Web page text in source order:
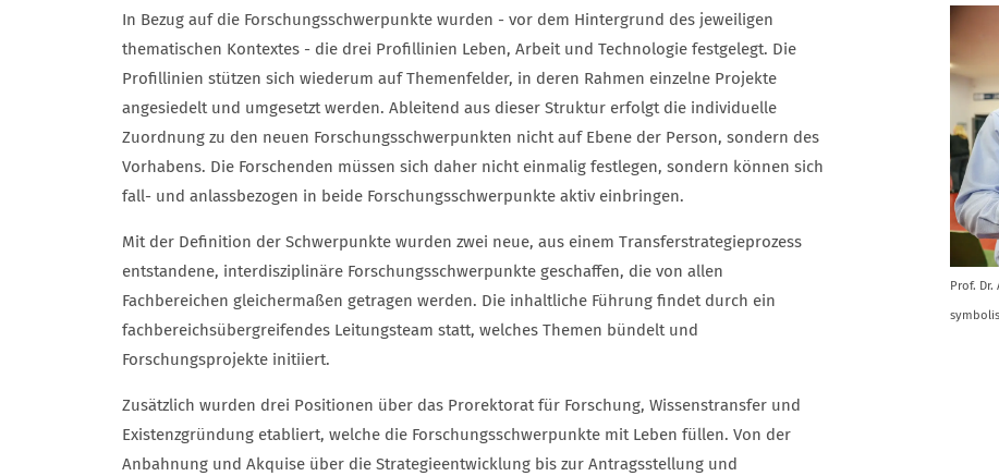
In Bezug auf die Forschungsschwerpunkte wurden - vor dem Hintergrund des jeweiligen
thematischen Kontextes - die drei Profillinien Leben, Arbeit und Technologie festgelegt. Die
Profillinien stützen sich wiederum auf Themenfelder, in deren Rahmen einzelne Projekte
angesiedelt und umgesetzt werden. Ableitend aus dieser Struktur erfolgt die individuelle
Zuordnung zu den neuen Forschungsschwerpunkten nicht auf Ebene der Person, sondern des
Vorhabens. Die Forschenden müssen sich daher nicht einmalig festlegen, sondern können sich
fall- und anlassbezogen in beide Forschungsschwerpunkte aktiv einbringen.
Mit der Definition der Schwerpunkte wurden zwei neue, aus einem Transferstrategieprozess
entstandene, interdisziplinäre Forschungsschwerpunkte geschaffen, die von allen
Fachbereichen gleichermaßen getragen werden. Die inhaltliche Führung findet durch ein
fachbereichsübergreifendes Leitungsteam statt, welches Themen bündelt und
Forschungsprojekte initiiert.
Zusätzlich wurden drei Positionen über das Prorektorat für Forschung, Wissenstransfer und
Existenzgründung etabliert, welche die Forschungsschwerpunkte mit Leben füllen. Von der
Anbahnung und Akquise über die Strategieentwicklung bis zur Antragsstellung und
Prof.